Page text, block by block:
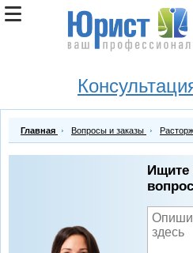
Главная Вопросы и заказы
Ищите